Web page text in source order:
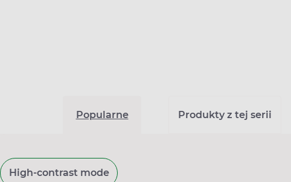
Popularne Produkty z tej serii
High-contrast mode